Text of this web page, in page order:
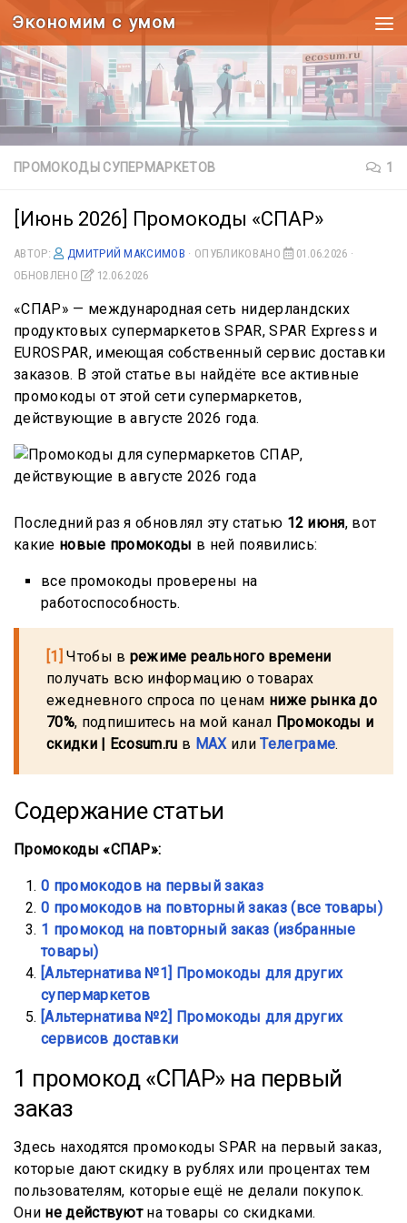
Под записью
Экономим с умом
ПРОМОКОДЫ СУПЕРМАРКЕТОВ 1
[Июнь 2026] Промокоды «СПАР»
АВТОР: ДМИТРИЙ МАКСИМОВ · ОПУБЛИКОВАНО 01.06.2026 ·
ОБНОВЛЕНО
12.06.2026
«СПАР» — международная сеть нидерландских
продуктовых супермаркетов SPAR, SPAR Express и
EUROSPAR, имеющая собственный сервис доставки
заказов. В этой статье вы найдёте все активные
промокоды от этой сети супермаркетов,
действующие в августе 2026 года.
Последний раз я обновлял эту статью 12 июня, вот
какие новые промокоды в ней появились:
все промокоды проверены на
работоспособность.
[1] Чтобы в режиме реального времени
получать всю информацию о товарах
ежедневного спроса по ценам ниже рынка до
70%, подпишитесь на мой канал Промокоды и
скидки | Ecosum.ru в MAXилиТелеграме.
Содержание статьи
Промокоды «СПАР»:
0 промокодов на первый заказ
0 промокодов на повторный заказ (все товары)
1 промокод на повторный заказ (избранные
товары)
[Альтернатива №1] Промокоды для других
супермаркетов
[Альтернатива №2] Промокоды для других
сервисов доставки
1 промокод «СПАР» на первый
заказ
Здесь находятся промокоды SPAR на первый заказ,
которые дают скидку в рублях или процентах тем
пользователям, которые ещё не делали покупок.
Они не действуютна товары со скидками.